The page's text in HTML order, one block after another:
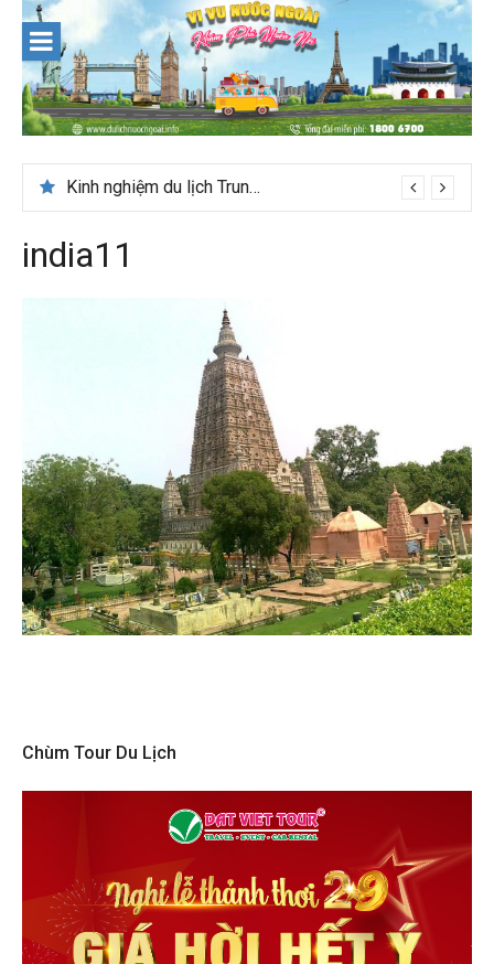
content
Kinh nghiệm du lịch Trung Á lần đầu cho khách Việt
india11
Chùm Tour Du Lịch